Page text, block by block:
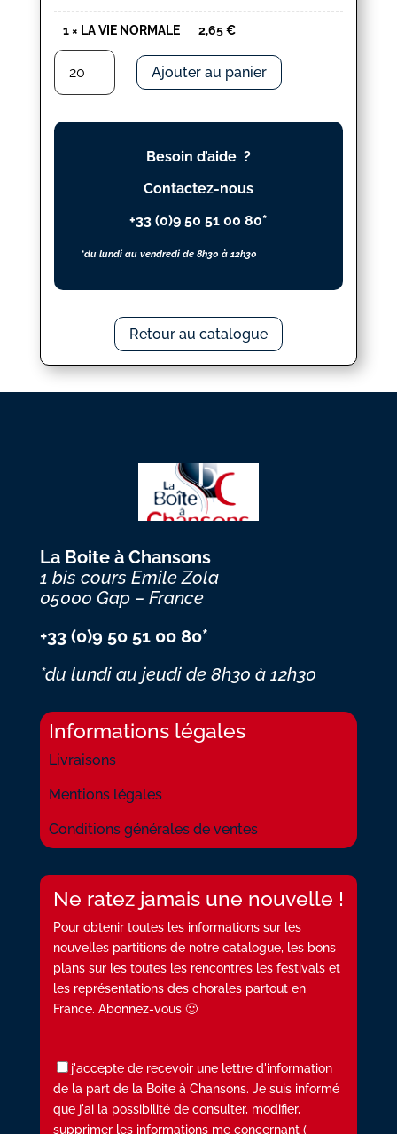
1× LA VIE NORMALE 2,65€
quantité
LA
VIE
Ajouter au panier
Besoin d’aide ?
Contactez-nous
+33 (0)9 50 51 00 80*
*du lundi au vendredi de 8h30 à 12h30
Retour au catalogue
La Boite à Chansons
1 bis cours Emile Zola
05000 Gap – France
+33 (0)9 50 51 00 80*
*du lundi au jeudi de 8h30 à 12h30
Informations légales
Livraisons
Mentions légales
Conditions générales de ventes
Ne ratez jamais une nouvelle !
Pour obtenir toutes les informations sur les
nouvelles partitions de notre catalogue, les bons
plans sur les toutes les rencontres les festivals et
les représentations des chorales partout en
France. Abonnez-vous 🙂
j'accepte de recevoir une lettre d'information
de la part de la Boite à Chansons. Je suis informé
que j'ai la possibilité de consulter, modifier,
supprimer les informations me concernant (